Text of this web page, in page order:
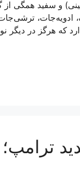
ترشی‌جات
ترامپ؛